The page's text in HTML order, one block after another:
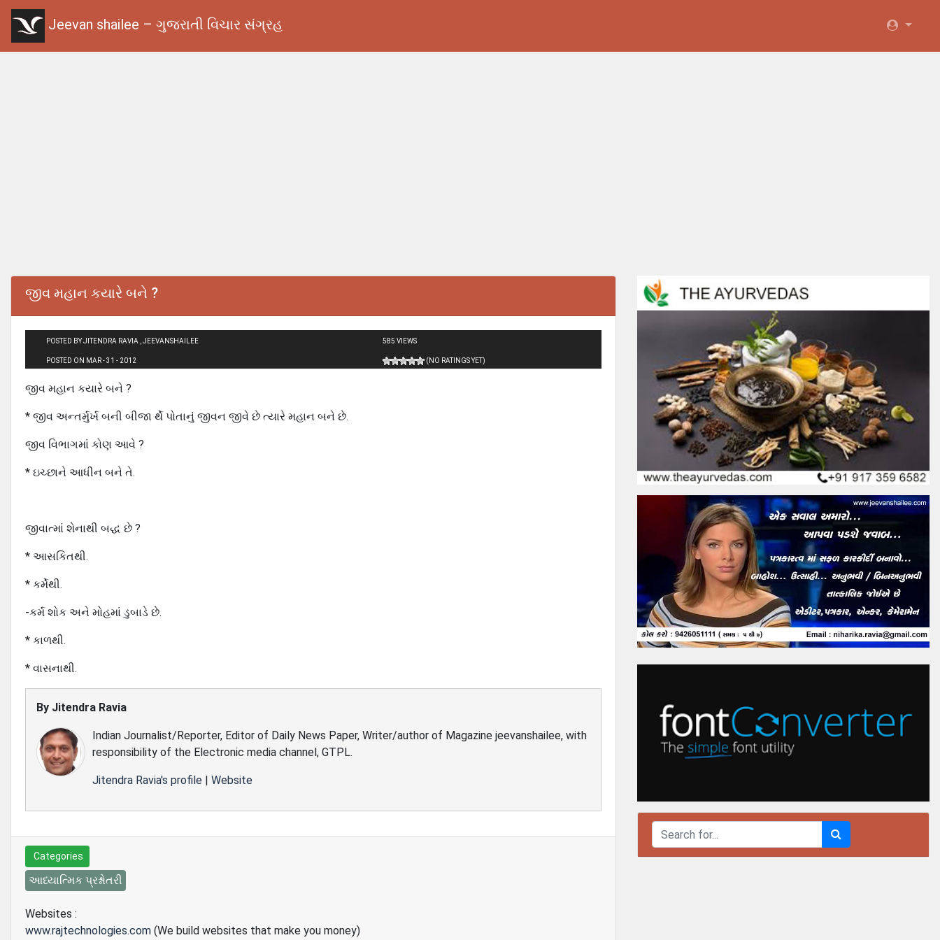
Jeevan shailee – ગુજરાતી વિચાર સંગ્રહ
જીવ મહાન કયારે બને ?
POSTED BY JITENDRA RAVIA , JEEVANSHAILEE
POSTED ON MAR - 31 - 2012
585 VIEWS
(NO RATINGS YET)
જીવ મહાન કયારે બને ?
* જીવ અન્તર્મુર્ખ બની બીજા ર્થે પોતાનું જીવન જીવે છે ત્યારે મહાન બને છે.
જીવ વિભાગમાં કોણ આવે ?
* ઇચ્છાને આધીન બને તે.
જીવાત્માં શેનાથી બદ્ધ છે ?
* આસકિતથી.
* કર્મેથી.
-કર્મ શોક અને મોહમાં ડુબાડે છે.
* કાળથી.
* વાસનાથી.
By Jitendra Ravia
Indian Journalist/Reporter, Editor of Daily News Paper, Writer/author of Magazine jeevanshailee, with
responsibility of the Electronic media channel, GTPL.
Jitendra Ravia's profile | Website
Categories
આધ્યાત્મિક પ્રશ્નોતરી
Websites :
www.rajtechnologies.com (We build websites that make you money)